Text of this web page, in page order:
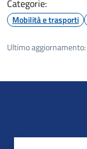
Categorie:
Mobilità e trasporti
Ultimo aggiornamento: